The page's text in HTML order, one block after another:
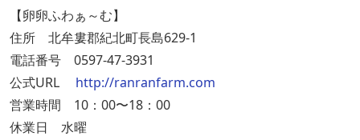
【卵卵ふわぁ～む】
住所 北牟婁郡紀北町長島629-1
電話番号 0597-47-3931
公式URL http://ranranfarm.com
営業時間 10：00〜18：00
休業日 水曜